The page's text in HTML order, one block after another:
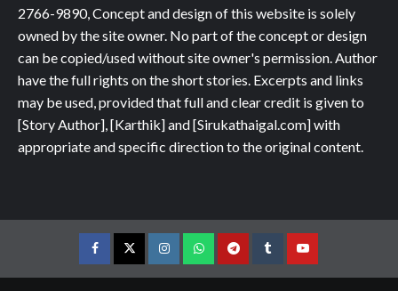
2766-9890, Concept and design of this website is solely
owned by the site owner. No part of the concept or design
can be copied/used without site owner's permission. Author
have the full rights on the short stories. Excerpts and links
may be used, provided that full and clear credit is given to
[Story Author], [Karthik] and [Sirukathaigal.com] with
appropriate and specific direction to the original content.
FacebookTwitterInstagramWhatsappTelegramTumblrYouTube